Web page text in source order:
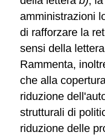
amministrazioni
di rafforzare la
sensi della
Rammenta,
che alla
riduzione
strutturali di
riduzione delle